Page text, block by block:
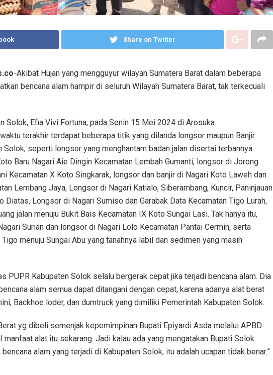
Share on Twitter
-Akibat Hujan yang mengguyur wilayah Sumatera Barat dalam beberapa
bencana alam hampir di seluruh Wilayah Sumatera Barat, tak terkecuali
Solok, Efia Vivi Fortuna, pada Senin 15 Mei 2024 di Arosuka
terakhir terdapat beberapa titik yang dilanda longsor maupun Banjir
Solok, seperti longsor yang menghantam badan jalan disertai terbannya
Baru Nagari Aie Dingin Kecamatan Lembah Gumanti, longsor di Jorong
Kecamatan X Koto Singkarak, longsor dan banjir di Nagari Koto Laweh dan
Lembang Jaya, Longsor di Nagari Katialo, Siberambang, Kuncir, Paninjauan
Diatas, Longsor di Nagari Sumiso dan Garabak Data Kecamatan Tigo Lurah,
jalan menuju Bukit Bais Kecamatan IX Koto Sungai Lasi. Tak hanya itu,
Surian dan longsor di Nagari Lolo Kecamatan Pantai Cermin, serta
menuju Sungai Abu yang tanahnya labil dan sedimen yang masih
PUPR Kabupaten Solok selalu bergerak cepat jika terjadi bencana alam. Dia
alam semua dapat ditangani dengan cepat, karena adanya alat berat
Backhoe loder, dan dumtruck yang dimiliki Pemerintah Kabupaten Solok.
yg dibeli semenjak kepemimpinan Bupati Epiyardi Asda melalui APBD
manfaat alat itu sekarang. Jadi kalau ada yang mengatakan Bupati Solok
alam yang terjadi di Kabupaten Solok, itu adalah ucapan tidak benar.”